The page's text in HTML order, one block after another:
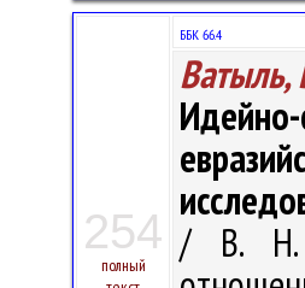
254
полный
ББК 66.4
Ватыль,
/ В. Н.